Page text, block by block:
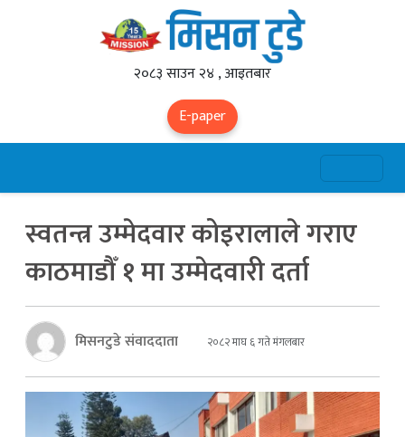
२०८३ साउन २४ , आइतबार
E-paper
स्वतन्त्र उम्मेदवार कोइरालाले गराए
काठमाडौँ १ मा उम्मेदवारी दर्ता
मिसनटुडे संवाददाता २०८२ माघ ६ गते मंगलबार